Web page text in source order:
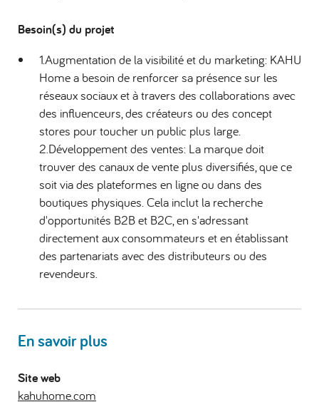
Besoin(s) du projet
1.Augmentation de la visibilité et du marketing: KAHU
Home a besoin de renforcer sa présence sur les
réseaux sociaux et à travers des collaborations avec
des influenceurs, des créateurs ou des concept
stores pour toucher un public plus large.
2.Développement des ventes: La marque doit
trouver des canaux de vente plus diversifiés, que ce
soit via des plateformes en ligne ou dans des
boutiques physiques. Cela inclut la recherche
d'opportunités B2B et B2C, en s'adressant
directement aux consommateurs et en établissant
des partenariats avec des distributeurs ou des
revendeurs.
En savoir plus
Site web
kahuhome.com